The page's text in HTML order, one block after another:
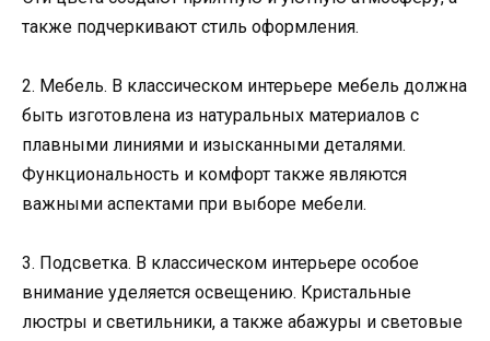
также подчеркивают стиль оформления.
2. Мебель. В классическом интерьере мебель должна
быть изготовлена из натуральных материалов с
плавными линиями и изысканными деталями.
Функциональность и комфорт также являются
важными аспектами при выборе мебели.
3. Подсветка. В классическом интерьере особое
внимание уделяется освещению. Кристальные
люстры и светильники, а также абажуры и световые